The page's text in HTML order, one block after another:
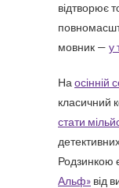
відтворює
мовник — у
На осінній
класичний
стати
Родзинкою
Альф» від